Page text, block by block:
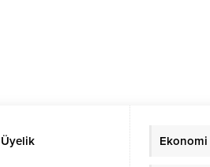
Üyelik Ekonomi